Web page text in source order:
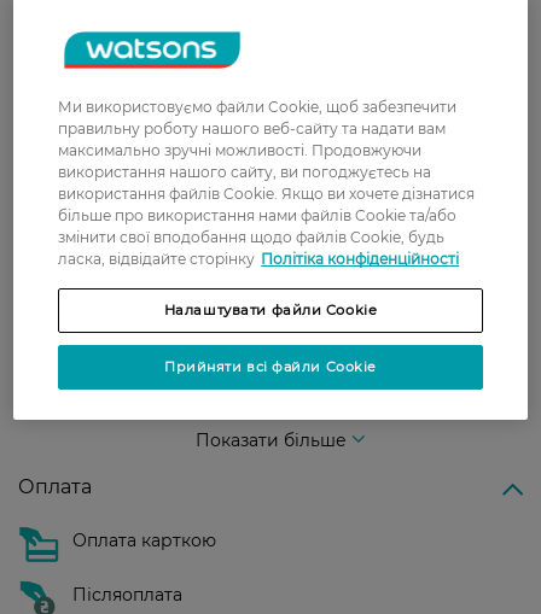
З 0 відгуків
Доставка
Нова пошта
У відділення Нової пошти - 99 грн,
безкоштовно від 699 грн
Укрпошта
Вартість доставки - 79 грн, безкоштовна
доставка від - 599 грн
Забрати сьогодні в магазині Watsons
Показати більше
Оплата
Оплата карткою
Післяоплата
Ми використовуємо файли Cookie, щоб забезпечити
правильну роботу нашого веб-сайту та надати вам
максимально зручні можливості. Продовжуючи
використання нашого сайту, ви погоджуєтесь на
використання файлів Cookie. Якщо ви хочете дізнатися
більше про використання нами файлів Cookie та/або
змінити свої вподобання щодо файлів Cookie, будь
ласка, відвідайте сторінку Політіка конфіденційності
Налаштувати файли Cookie
Прийняти всі файли Cookie